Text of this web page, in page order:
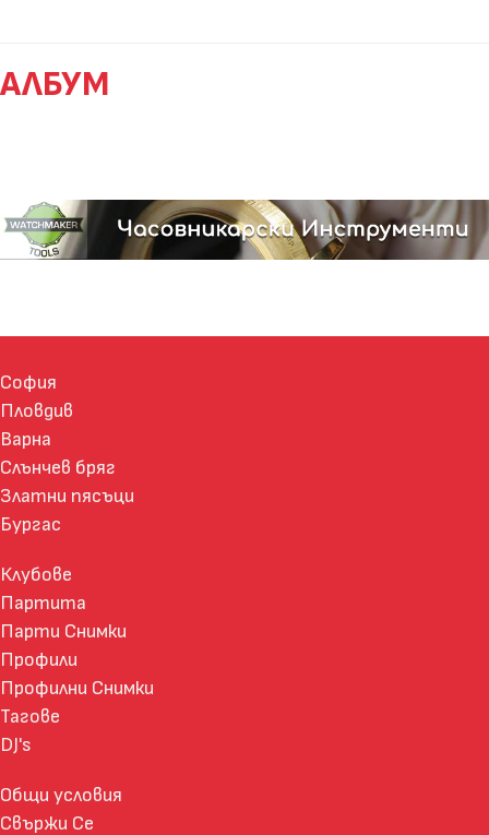
АЛБУМ
София
Пловдив
Варна
Слънчев бряг
Златни пясъци
Бургас
Клубове
Партита
Парти Снимки
Профили
Профилни Снимки
Тагове
DJ's
Общи условия
Свържи Се